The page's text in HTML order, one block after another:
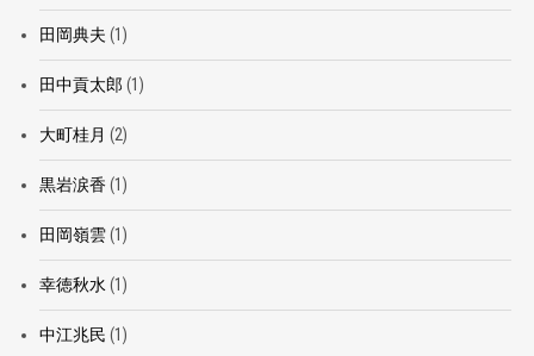
田岡典夫 (1)
田中貢太郎 (1)
大町桂月 (2)
黒岩涙香(1)
田岡嶺雲(1)
幸徳秋水(1)
中江兆民 (1)